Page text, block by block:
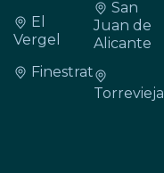
El
Vergel
Finestrat
San
Juan de
Alicante
Torrevieja